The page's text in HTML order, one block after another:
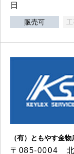
日
販売可
（有）ともやす金物
〒085-0004 北